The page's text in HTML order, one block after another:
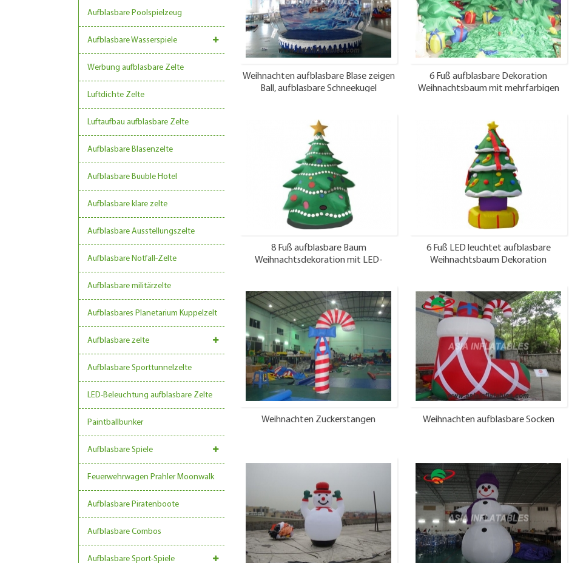
Aufblasbare Poolspielzeug
Aufblasbare Wasserspiele
Werbung aufblasbare Zelte
Luftdichte Zelte
Luftaufbau aufblasbare Zelte
Aufblasbare Blasenzelte
Aufblasbare Buuble Hotel
Aufblasbare klare zelte
Aufblasbare Ausstellungszelte
Aufblasbare Notfall-Zelte
Aufblasbare militärzelte
Aufblasbares Planetarium Kuppelzelt
Aufblasbare zelte
Aufblasbare Sporttunnelzelte
LED-Beleuchtung aufblasbare Zelte
Paintballbunker
Aufblasbare Spiele
Feuerwehrwagen Prahler Moonwalk
Aufblasbare Piratenboote
Aufblasbare Combos
Aufblasbare Sport-Spiele
Weihnachten aufblasbare Blase zeigen
Ball, aufblasbare Schneekugel
6 Fuß aufblasbare Dekoration
Weihnachtsbaum mit mehrfarbigen
8 Fuß aufblasbare Baum
Weihnachtsdekoration mit LED-
6 Fuß LED leuchtet aufblasbare
Weihnachtsbaum Dekoration
Weihnachten Zuckerstangen Weihnachten aufblasbare Socken